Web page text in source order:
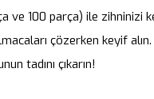
ve 100 parça) ile zihninizi
çözerken keyif
tadını çıkarın!